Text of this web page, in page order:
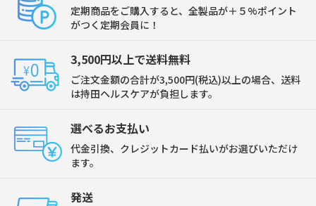
定期商品をご購入すると、全製品が＋５%ポイント
がつく定期会員に！
3,500円以上で送料無料
ご注文金額の合計が3,500円(税込)以上の場合、送料
は持田ヘルスケアが負担します。
選べるお支払い
代金引換、クレジットカード払いがお選びいただけ
ます。
発送